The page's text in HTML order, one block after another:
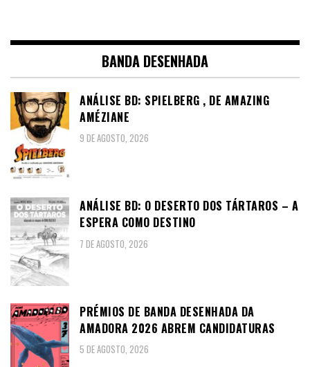
BANDA DESENHADA
ANÁLISE BD: SPIELBERG , DE AMAZING
AMÉZIANE
9 DE AGOSTO, 2026
ANÁLISE BD: O DESERTO DOS TÁRTAROS – A
ESPERA COMO DESTINO
7 DE AGOSTO, 2026
PRÉMIOS DE BANDA DESENHADA DA
AMADORA 2026 ABREM CANDIDATURAS
5 DE AGOSTO, 2026